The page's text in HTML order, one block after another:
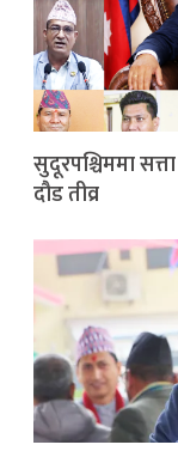
सुदूरपश्चिममा
दौड तीव्र